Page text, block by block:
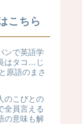
こちら
ンで英語学
はタコ…じ
原語のまさ
のこびとの
全員言える
の意味も解